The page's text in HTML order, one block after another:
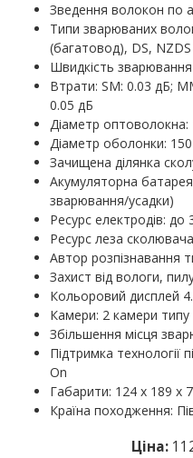
Зведення волокон по
Типи зварюваних
(багатовод), DS, NZDS
Швидкість
Втрати: SM: 0.03 дБ;
0.05 дБ
Діаметр
Діаметр оболонки:
Зачищена ділянка
Акумуляторна
зварювання/усадки)
Ресурс електродів: до
Ресурс леза
Автор розпізнавання
Захист від вологи,
Кольоровий дисплей
Камери: 2 камери типу
Збільшення місця
Підтримка технології
On
Габарити: 124 х 189 х
Країна походження:
Ціна: